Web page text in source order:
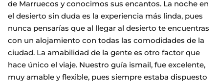
de Marruecos y conocimos sus encantos. La noche en
el desierto sin duda es la experiencia más linda, pues
nunca pensarías que al llegar al desierto te encuentras
con un alojamiento con todas las comodidades de la
ciudad. La amabilidad de la gente es otro factor que
hace único el viaje. Nuestro guía ismail, fue excelente,
muy amable y flexible, pues siempre estaba dispuesto